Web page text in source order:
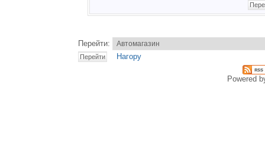
Перейти:
Нагору
Powered